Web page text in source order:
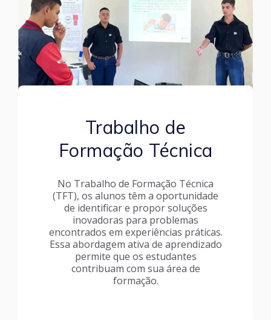
Trabalho de
Formação Técnica
No Trabalho de Formação Técnica
(TFT), os alunos têm a oportunidade
de identificar e propor soluções
inovadoras para problemas
encontrados em experiências práticas.
Essa abordagem ativa de aprendizado
permite que os estudantes
contribuam com sua área de
formação.